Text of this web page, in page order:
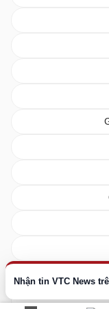
Nhận tin VTC News